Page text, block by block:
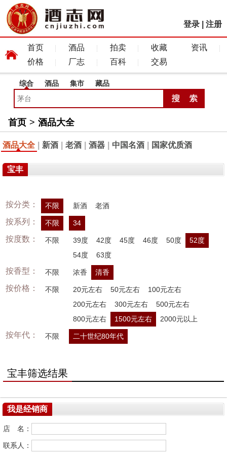
登录 注册
首页 酒品 拍卖 收藏
资讯
价格
厂志 百科 交易
综合 酒品 集市 藏品
首页 > 酒品大全
酒品大全 新酒 老酒 酒器 中国名酒 国家优质酒
宝丰
按分类： 不限 新酒 老酒
按系列： 不限 34
按度数： 不限 39度 42度 45度 46度 50度
52度
54度
63度
按香型： 不限 浓香 清香
按价格： 不限 20元左右 50元左右
100元左右
200元左右
300元左右
500元左右
800元左右
1500元左右 2000元以上
按年代： 不限 二十世纪80年代
宝丰筛选结果
我是经销商
店 名：
联系人：